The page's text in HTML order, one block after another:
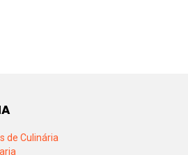
de Culinária